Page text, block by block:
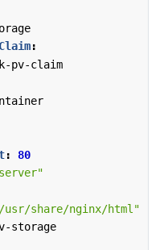
:
pv-claim
:
80
usr/share/nginx/html"
storage